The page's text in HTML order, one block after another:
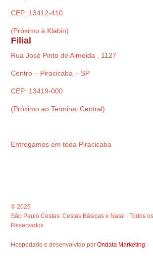
CEP: 13412-410
(Próximo à Klabin)
Filial
Rua José Pinto de Almeida , 1127
Centro – Piracicaba – SP
CEP: 13419-000
(Próximo ao Terminal Central)
Entregamos em toda Piracicaba
© 2026
São Paulo Cestas: Cestas Básicas e Natal | Todos
Reservados
Hospedado e desenvolvido porOndata Marketing